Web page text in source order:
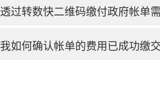
透过转数快二维码缴付政府帐单
我如何确认帐单的费用已成功缴交